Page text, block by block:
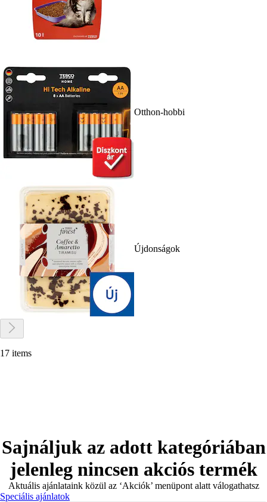
Otthon-hobbi
Újdonságok
17 items
Sajnáljuk az adott kategóriában
jelenleg nincsen akciós termék
Aktuális ajánlataink közül az ‘Akciók’ menüpont alatt válogathatsz
Speciális ajánlatok